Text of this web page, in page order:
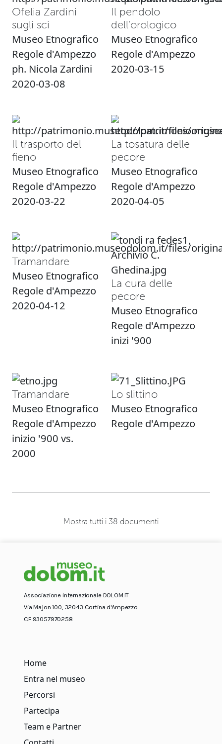
Ofelia Zardini
sugli sci
Museo Etnografico
Regole d'Ampezzo
ph. Nicola Zardini
2020-03-08
Il pendolo
dell'orologico
Museo Etnografico
Regole d'Ampezzo
2020-03-15
Il trasporto del
fieno
Museo Etnografico
Regole d'Ampezzo
2020-03-22
La tosatura delle
pecore
Museo Etnografico
Regole d'Ampezzo
2020-04-05
Tramandare
Museo Etnografico
Regole d'Ampezzo
2020-04-12
La cura delle
pecore
Museo Etnografico
Regole d'Ampezzo
inizi '900
Tramandare
Museo Etnografico
Regole d'Ampezzo
inizio '900 vs.
2000
Lo slittino
Museo Etnografico
Regole d'Ampezzo
Mostra tutti i 38 documenti
Associazione internazionale DOLOM.IT
Via Majon 100, 32043 Cortina d'Ampezzo
CF 93057970258
Home
Entra nel museo
Percorsi
Partecipa
Team e Partner